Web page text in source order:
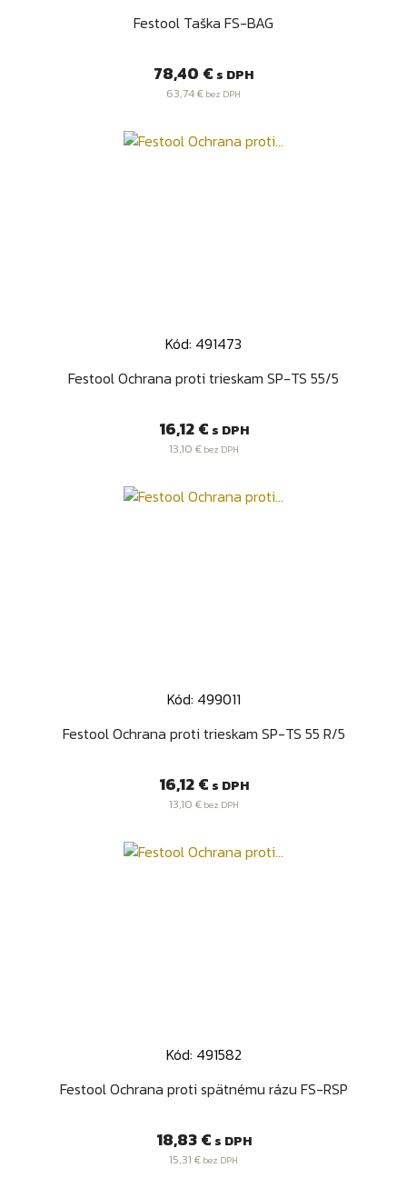
Festool Taška FS-BAG
Cena
78,40 € s DPH
63,74 € bez DPH
Kód: 491473
Festool Ochrana proti trieskam SP-TS 55/5
Cena
16,12 € s DPH
13,10 €bez DPH
Kód: 499011
Festool Ochrana proti trieskam SP-TS 55 R/5
Cena
16,12 € s DPH
13,10 €bez DPH
Kód: 491582
Festool Ochrana proti spätnému rázu FS-RSP
Cena
18,83 € s DPH
15,31 € bez DPH